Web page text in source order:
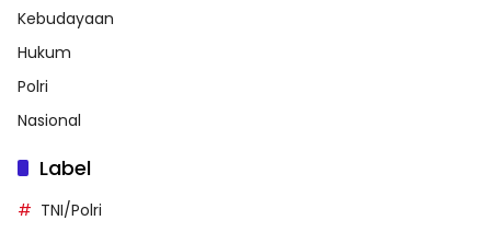
Kebudayaan
Hukum
Polri
Nasional
Label
TNI/Polri